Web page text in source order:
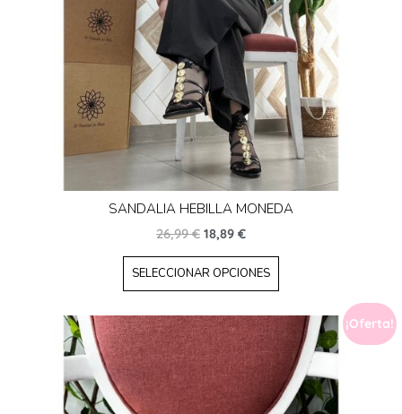
SANDALIA HEBILLA MONEDA
26,99€ 18,89 €
SELECCIONAR OPCIONES
¡Oferta!